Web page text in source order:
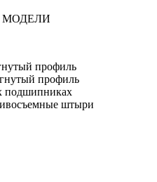
МОДЕЛИ
профиль
профиль
подшипниках
штыри